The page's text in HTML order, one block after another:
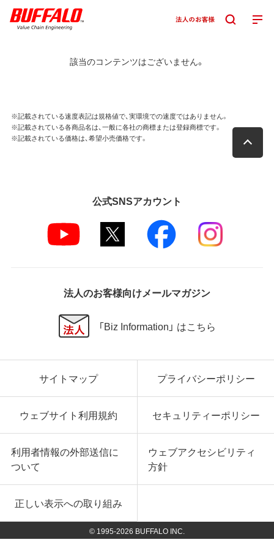
該当のコンテンツはございません。
※記載されている速度表記は規格値で、実環境での速度ではありません。
※記載されている各商品名は、一般に各社の商標または登録商標です。
※記載されている価格は、希望小売価格です。
公式SNSアカウント
法人のお客様向けメールマガジン
「Biz Information」 はこちら
サイトマップ プライバシーポリシー
ウェブサイト利用規約 セキュリティーポリシー
利用者情報の外部送信に
ついて
ウェブアクセシビリティ
方針
正しい表示への取り組み
© 1995-2026 BUFFALO INC.